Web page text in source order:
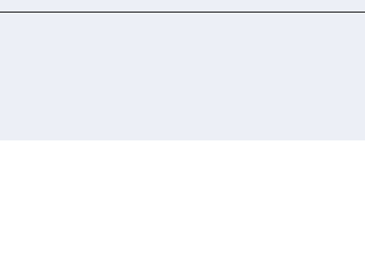
You have read and agree to the personal